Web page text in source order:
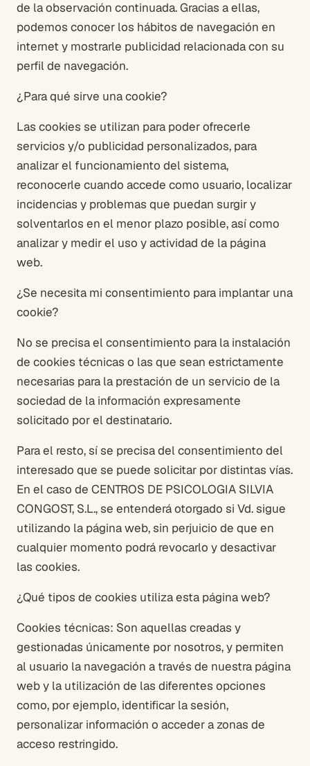
de la observación continuada. Gracias a ellas,
podemos conocer los hábitos de navegación en
internet y mostrarle publicidad relacionada con su
perfil de navegación.
¿Para qué sirve una cookie?
Las cookies se utilizan para poder ofrecerle
servicios y/o publicidad personalizados, para
analizar el funcionamiento del sistema,
reconocerle cuando accede como usuario, localizar
incidencias y problemas que puedan surgir y
solventarlos en el menor plazo posible, así como
analizar y medir el uso y actividad de la página
web.
¿Se necesita mi consentimiento para implantar una
cookie?
No se precisa el consentimiento para la instalación
de cookies técnicas o las que sean estrictamente
necesarias para la prestación de un servicio de la
sociedad de la información expresamente
solicitado por el destinatario.
Para el resto, sí se precisa del consentimiento del
interesado que se puede solicitar por distintas vías.
En el caso de CENTROS DE PSICOLOGIA SILVIA
CONGOST, S.L., se entenderá otorgado si Vd. sigue
utilizando la página web, sin perjuicio de que en
cualquier momento podrá revocarlo y desactivar
las cookies.
¿Qué tipos de cookies utiliza esta página web?
Cookies técnicas: Son aquellas creadas y
gestionadas únicamente por nosotros, y permiten
al usuario la navegación a través de nuestra página
web y la utilización de las diferentes opciones
como, por ejemplo, identificar la sesión,
personalizar información o acceder a zonas de
acceso restringido.